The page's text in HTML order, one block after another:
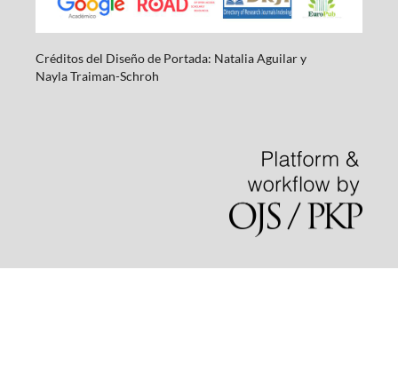
Créditos del Diseño de Portada: Natalia Aguilar y
NaylaTraiman-Schroh